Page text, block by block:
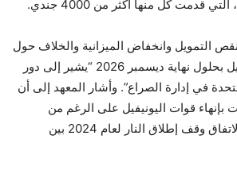
قدمت كل منها أكثر من 4000 جندي.
التمويل وانخفاض الميزانية والخلاف حول
قرار إغلاق قوة اليونيفيل بحلول نهاية ديسمبر 2026 “يشير إلى دور
في إدارة الصراع”. وأشار المعهد إلى أن
بإنهاء قوات اليونيفيل على الرغم من
“الانتهاكات المتكررة” لاتفاق وقف إطلاق النار لعام 2024 بين